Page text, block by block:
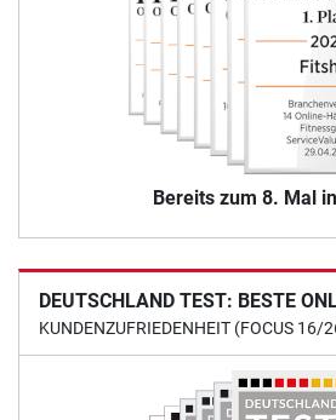
Bereits zum 8. Mal
DEUTSCHLAND TEST: BESTE
KUNDENZUFRIEDENHEIT (FOCUS 16/